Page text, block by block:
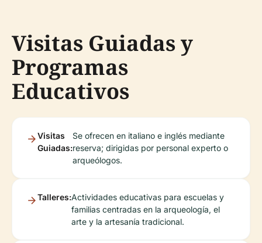
Visitas Guiadas y
Programas
Educativos
Visitas
Guiadas:
Se ofrecen en italiano e inglés mediante
reserva; dirigidas por personal experto o
arqueólogos.
Talleres:Actividades educativas para escuelas y
familias centradas en la arqueología, el
arte y la artesanía tradicional.